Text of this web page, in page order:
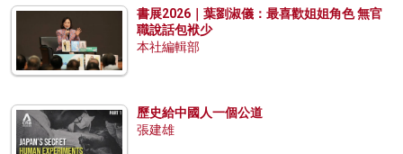
書展2026｜葉劉淑儀：最喜歡姐姐角色 無官
職說話包袱少
本社編輯部
歷史給中國人一個公道
張建雄